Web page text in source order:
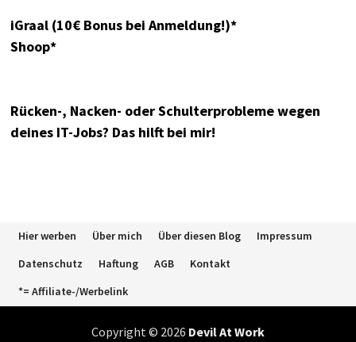
iGraal (10€ Bonus bei Anmeldung!)*
Shoop*
Rücken-, Nacken- oder Schulterprobleme wegen
deines IT-Jobs? Das hilft bei mir!
Hier werben Über mich Über diesen Blog
Impressum
Datenschutz
Haftung AGB
Kontakt
*= Affiliate-/Werbelink
Copyright © 2026 Devil At Work